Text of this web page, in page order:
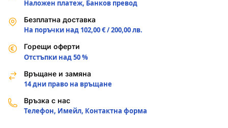
Наложен платеж, Банков превод
Безплатна доставка
На поръчки над 102,00 € / 200,00 лв.
Горещи оферти
Отстъпки над 50 %
Връщане и замяна
14 дни право на връщане
Връзка с нас
Телефон, Имейл, Контактна форма